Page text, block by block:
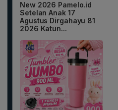
New 2026 Pamelo.id
Setelan Anak 17
Agustus Dirgahayu 81
2026 Katun...